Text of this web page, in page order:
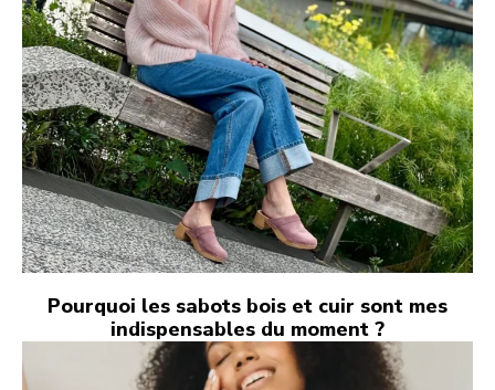
Pourquoi les sabots bois et cuir sont mes
indispensables du moment ?